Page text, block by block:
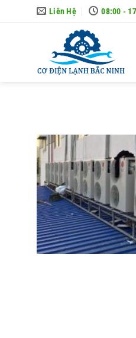
to
Liên Hệ 08:00 -